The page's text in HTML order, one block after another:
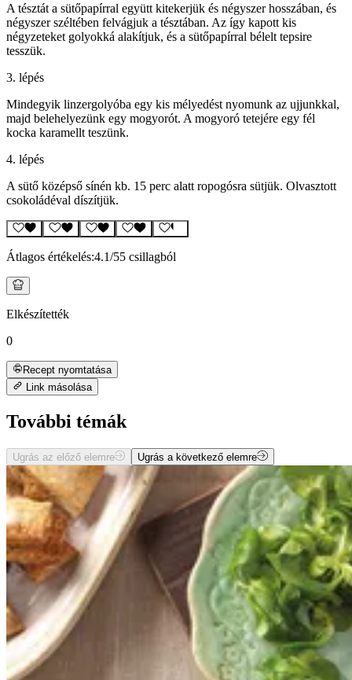
A tésztát a sütőpapírral együtt kitekerjük és négyszer hosszában, és
négyszer széltében felvágjuk a tésztában. Az így kapott kis
négyzeteket golyokká alakítjuk, és a sütőpapírral bélelt tepsire
tesszük.
3. lépés
Mindegyik linzergolyóba egy kis mélyedést nyomunk az ujjunkkal,
majd belehelyezünk egy mogyorót. A mogyoró tetejére egy fél
kocka karamellt teszünk.
4. lépés
A sütő középső sínén kb. 15 perc alatt ropogósra sütjük. Olvasztott
csokoládéval díszítjük.
Átlagos értékelés:4.1/55 csillagból
Elkészítették
0
Recept nyomtatása
Link másolása
További témák
Ugrás az előző elemre Ugrás a következő elemre